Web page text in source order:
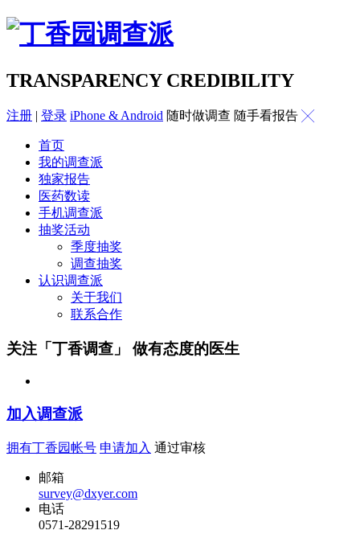
TRANSPARENCY CREDIBILITY
注册 | 登录 iPhone & Android 随时做调查 随手看报告 ╳
首页
我的调查派
独家报告
医药数读
手机调查派
抽奖活动
季度抽奖
调查抽奖
认识调查派
关于我们
联系合作
关注「丁香调查」 做有态度的医生
加入调查派
拥有丁香园帐号 申请加入 通过审核
邮箱
survey@dxyer.com
电话
0571-28291519